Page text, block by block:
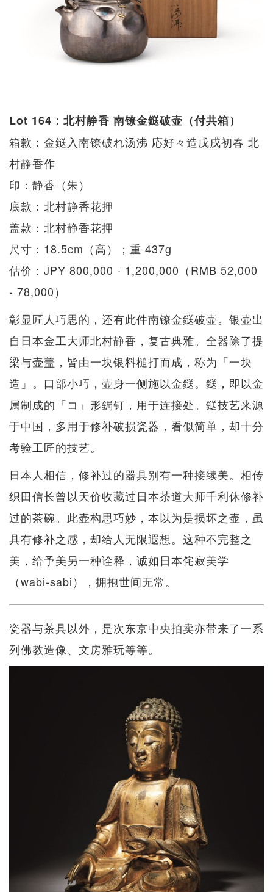
Lot 164：北村静香 南镣金鎹破壶（付共箱）
箱款：金鎹入南镣破れ汤沸 応好々造戊戌初春 北
村静香作
印：静香（朱）
底款：北村静香花押
盖款：北村静香花押
尺寸：18.5cm（高）；重 437g
估价：JPY 800,000 - 1,200,000（RMB 52,000
- 78,000）
彰显匠人巧思的，还有此件南镣金鎹破壶。银壶出
自日本金工大师北村静香，复古典雅。全器除了提
梁与壶盖，皆由一块银料槌打而成，称为「一块
造」。口部小巧，壶身一侧施以金鎹。鎹，即以金
属制成的「コ」形鋦钉，用于连接处。鎹技艺来源
于中国，多用于修补破损瓷器，看似简单，却十分
考验工匠的技艺。
日本人相信，修补过的器具别有一种接续美。相传
织田信长曾以天价收藏过日本茶道大师千利休修补
过的茶碗。此壶构思巧妙，本以为是损坏之壶，虽
具有修补之感，却给人无限遐想。这种不完整之
美，给予美另一种诠释，诚如日本侘寂美学
（wabi-sabi），拥抱世间无常。
瓷器与茶具以外，是次东京中央拍卖亦带来了一系
列佛教造像、文房雅玩等等。